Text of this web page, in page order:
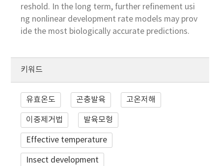
reshold. In the long term, further refinement usi
ng nonlinear development rate models may prov
ide the most biologically accurate predictions.
키워드
유효온도 곤충발육 고온저해
이중제거법 발육모형
Effective temperature
Insect development